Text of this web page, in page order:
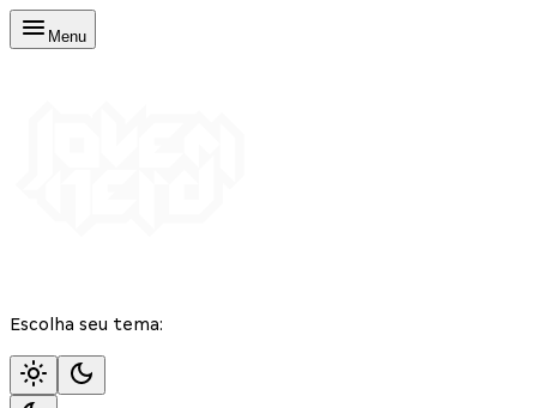
Menu
Escolha seu tema: